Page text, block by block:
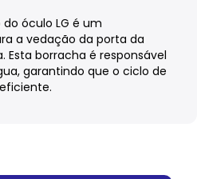
óculo LG é um
a vedação da porta da
Esta borracha é responsável
garantindo que o ciclo de